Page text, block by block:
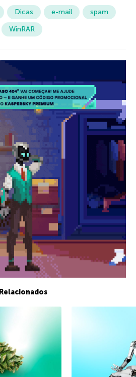
Dicas e-mail
spam
WinRAR
Relacionados